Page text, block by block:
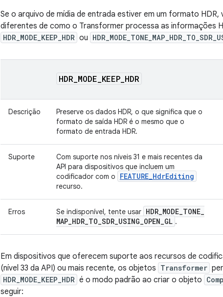
Se o arquivo de mídia de entrada estiver em um formato
diferentes de como o Transformer processa as informações
HDR_MODE_KEEP_HDR ou
HDR MODE KEEP HDR
Descrição
Preserve os dados HDR, o que significa que o
formato de saída HDR é o mesmo que o
formato de entrada HDR.
Suporte
Com suporte nos níveis 31 e mais recentes da
API para dispositivos que incluem um
codificador com o
FEATURE_HdrEditing
recurso.
Erros Se indisponível, tente usar HDR_MODE_TONE_
MAP_HDR_TO_SDR_USING_OPEN_GL .
Em dispositivos que oferecem suporte aos recursos de
(nível 33 da API) ou mais recente, os objetos Transformer
HDR_MODE_KEEP_HDR é o modo padrão ao criar o objeto
seguir: